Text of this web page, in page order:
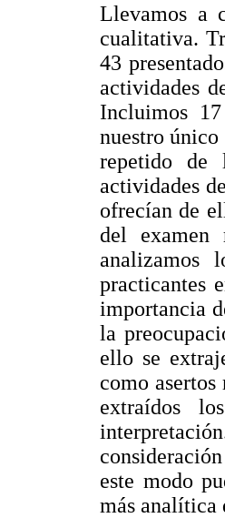
Llevamos a
cualitativa.
43
actividades
Incluimos
nuestro
repetido de
actividades
ofrecían de
del examen
analizamos
practicantes
importancia
la
ello se
como
extraídos
este modo
más analítica